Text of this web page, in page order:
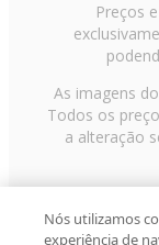
Preços
As imagens
Todos os
a alteração
Paulo/SP,
2013 Fast
Nós utilizamos
experiência de